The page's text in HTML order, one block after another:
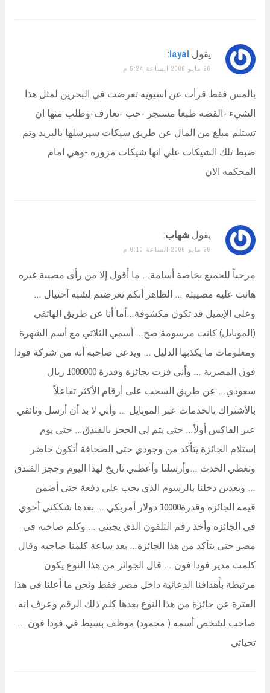
يقول layal
:
26 مايو 2006 الساعة 5:24 م
بالمس فقط قرأت عن اسيويه تعرضت في البحرين لمثل هذا
الشيء -القصه طبعا مسنجر -حب -تعارف-وطلب منها ان
تستلم مبلغ من المال عن طريق شيكات سيرسلها بالبريد وتم
ضبط تلك الشيكات علي انها شيكات مزوره -وهي امام
المحكمه الان
يقول شهاب:
26 مايو 2006 الساعة 6:10 م
مرحباً للجميع بخاصة أسامة… ما أقول إلا من رأى مصيبة غيره
هانت عليه مصيبته … الظاهر أنكم تعرضتم لشبه أحتيال …
وعلى الإيميل قد تكون مكشوفة…أما أنا عن طريق الهاتفي
(الموبايل) كانت مرسومة صح… أسمي الثلاثي مع أسم الشهرة
ومعلومات ما يكذبها الدليل … ويدعي صاحبه أنه من شركة فودا
فون المصرية … وأني فزت بجائزة وقدرة 1000000 ريال
سعودي… عن طريق السحب على أرقام الأكثر تفاعلاً
بالأشتراك بالخدمات عبر الموبايل … وأني لا بد أن أرسل وثائقي
عبر الفاكس أولاً… حتى يتم لي الحجز بالفندق… حتى يوم
إستلام الجائزة يتأكد من وجودي حتى الصحافة أتكون حاضر
وتغطي الحدث …وأرسلتا وأعطني تاريخ لهذا اليوم وحجز الفندق
… وبعدين دخلنا بالرسوم الذي يجب علي دفعة حتى أضمن
قيمة الجائزة وقدرة10000 دولار أمريكي … بعدها شككني أخوي
في الجائزة وأخذ رقم التلفون الذي يجيني … وكلم صاحبه في
مصر حتى يتأكد من هذا الجائزة… بعد ساعة كلمنا صاحبه وقال
كلمت مدير فودا فون … قال الجوائز من هذا النوع يكون
مرتبطة بأهدافنا الدعائية داخل مصر فقط ونحن ما أعلنا في هذا
الفترة عن جائزة من هذا النوع بعدها كلم ذلك الرقم وعرف انه
صاحب لشخص أسمه ( محمود) موظف بسيط في فودا فون …
تحياتي